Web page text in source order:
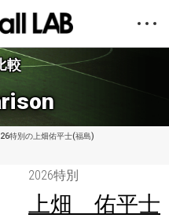
較
特別の上畑佑平士(福島)
2026特別
上畑 佑平士